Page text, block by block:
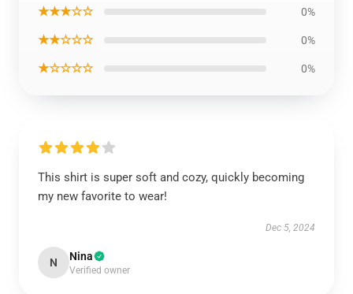
★★★☆☆ 0%
★★☆☆☆ 0%
★☆☆☆☆ 0%
This shirt is super soft and cozy, quickly becoming
my new favorite to wear!
Dec 5, 2024
N Nina
Verified owner